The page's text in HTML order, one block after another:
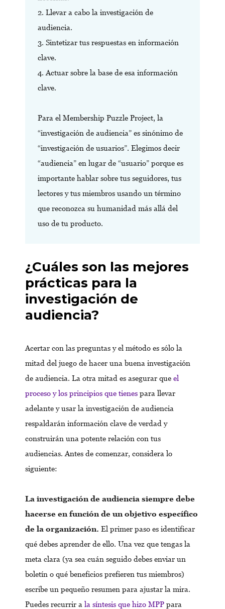
2. Llevar a cabo la investigación de
audiencia.
3. Sintetizar tus respuestas en información
clave.
4. Actuar sobre la base de esa información
clave.
Para el Membership Puzzle Project, la
“investigación de audiencia” es sinónimo de
“investigación de usuarios”. Elegimos decir
“audiencia” en lugar de “usuario” porque es
importante hablar sobre tus seguidores, tus
lectores y tus miembros usando un término
que reconozca su humanidad más allá del
uso de tu producto.
¿Cuáles son las mejores
prácticas para la
investigación de
audiencia?
Acertar con las preguntas y el método es sólo la
mitad del juego de hacer una buena investigación
de audiencia. La otra mitad es asegurar que el
proceso y los principios que tienes para llevar
adelante y usar la investigación de audiencia
respaldarán información clave de verdad y
construirán una potente relación con tus
audiencias. Antes de comenzar, considera lo
siguiente:
La investigación de audiencia siempre debe
hacerse en función de un objetivo específico
de la organización. El primer paso es identificar
qué debes aprender de ello. Una vez que tengas la
meta clara (ya sea cuán seguido debes enviar un
boletín o qué beneficios prefieren tus miembros)
escribe un pequeño resumen para ajustar la mira.
Puedes recurrir a la síntesis que hizo MPP para